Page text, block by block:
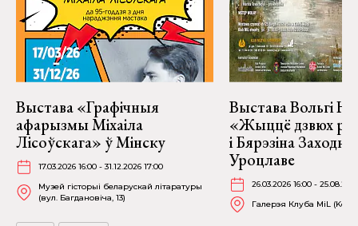
Выстава «Графічныя
афарызмы Міхаіла
Лісоўскага» ў Мінску
17.03.2026 16:00 - 31.12.2026 17:00
Музей гісторыі беларускай літаратуры
(вул. Багдановіча, 13)
Выстава Вольгі
«Жыццё дзвюх
і Бярэзіна
Уроцлаве
26.03.2026 16:00 -
Галерэя Клуба MiL